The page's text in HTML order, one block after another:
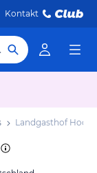
Kontakt
Landgasthof Hock